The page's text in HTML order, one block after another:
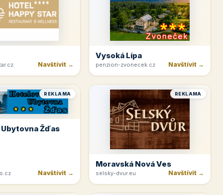
Navštívit →
Vysoká Lípa
penzion-zvonecek.cz Navštívit →
REKLAMA
Žďas
Navštívit →
REKLAMA
Moravská Nová Ves
selsky-dvur.eu Navštívit →